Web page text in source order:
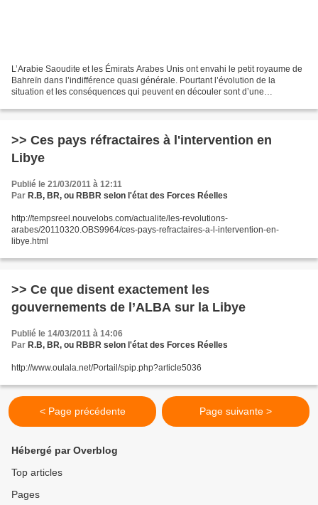
L’Arabie Saoudite et les Émirats Arabes Unis ont envahi le petit royaume de
Bahreïn dans l’indifférence quasi générale. Pourtant l’évolution de la
situation et les conséquences qui peuvent en découler sont d’une
>> Ces pays réfractaires à l'intervention en
Libye
Publié le 21/03/2011 à 12:11
Par R.B, BR, ou RBBR selon l'état des Forces Réelles
http://tempsreel.nouvelobs.com/actualite/les-revolutions-
arabes/20110320.OBS9964/ces-pays-refractaires-a-l-intervention-en-
libye.html
>> Ce que disent exactement les
gouvernements de l’ALBA sur la Libye
Publié le 14/03/2011 à 14:06
Par R.B, BR, ou RBBR selon l'état des Forces Réelles
http://www.oulala.net/Portail/spip.php?article5036
< Page précédente Page suivante >
Hébergé par Overblog
Top articles
Pages